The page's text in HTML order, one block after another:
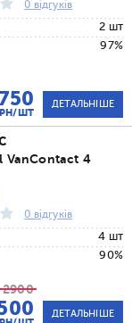
0 відгуків
2 шт
97%
ШТ
ДЕТАЛЬНІШЕ
VanContact 4
0 відгуків
4 шт
90%
2900
ДЕТАЛЬНІШЕ